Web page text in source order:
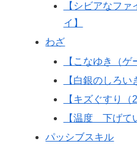
【シビアなフ
イ】
わざ
【こなゆき（ゲ
【白銀のしろい
【キズぐすり（
【温度 下げて
パッシブスキル